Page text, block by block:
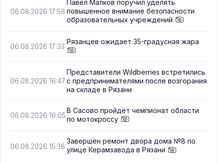
06.08.2026 17:58
Павел Малков поручил уделять
повышенное внимание безопасности
образовательных учреждений
06.08.2026 17:33
Рязанцев ожидает 35-градусная жара
06.08.2026 16:47
Представители Wildberries встретились
с предпринимателями после возгорания
на складе в Рязани
06.08.2026 16:05
В Сасово пройдёт чемпионат области
по мотокроссу
06.08.2026 15:38
Завершён ремонт двора дома №8 по
улице Керамзавода в Рязани